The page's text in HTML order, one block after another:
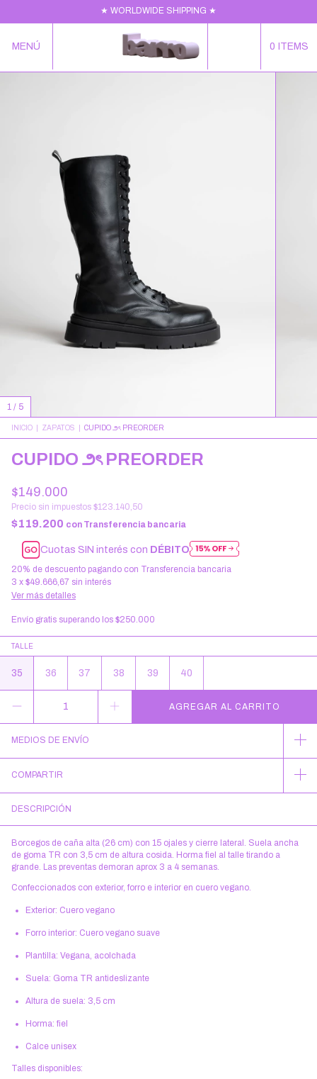
★ WORLDWIDE SHIPPING ★
MENÚ 0 ITEMS
1 / 5
INICIO ZAPATOS CUPIDO ౨ৎ PREORDER
CUPIDO ౨ৎ PREORDER
$149.000
Precio sin impuestos $123.140,50
$119.200 con Transferencia bancaria
Cuotas SIN interés con DÉBITO
20% de descuento pagando con Transferencia bancaria
3 x $49.666,67 sin interés
Ver más detalles
Envío gratis superando los $250.000
TALLE
35 36 37 38 39 40
MEDIOS DE ENVÍO
COMPARTIR
DESCRIPCIÓN
Borcegos de caña alta (26 cm) con 15 ojales y cierre lateral. Suela ancha
de goma TR con 3,5 cm de altura cosida. Horma fiel al talle tirando a
grande. Las preventas demoran aprox 3 a 4 semanas.
Confeccionados con exterior, forro e interior en cuero vegano.
Exterior: Cuero vegano
Forro interior: Cuero vegano suave
Plantilla: Vegana, acolchada
Suela: Goma TR antideslizante
Altura de suela: 3,5 cm
Horma: fiel
Calce unisex
Talles disponibles: